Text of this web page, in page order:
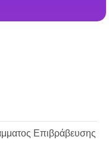
Επιβράβευσης